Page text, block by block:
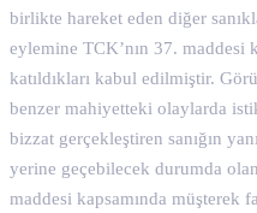
birlikte hareket eden diğer
eylemine TCK’nın 37. maddesi
katıldıkları kabul edilmiştir.
benzer mahiyetteki olaylarda
bizzat gerçekleştiren sanığın
yerine geçebilecek durumda
maddesi kapsamında müşterek